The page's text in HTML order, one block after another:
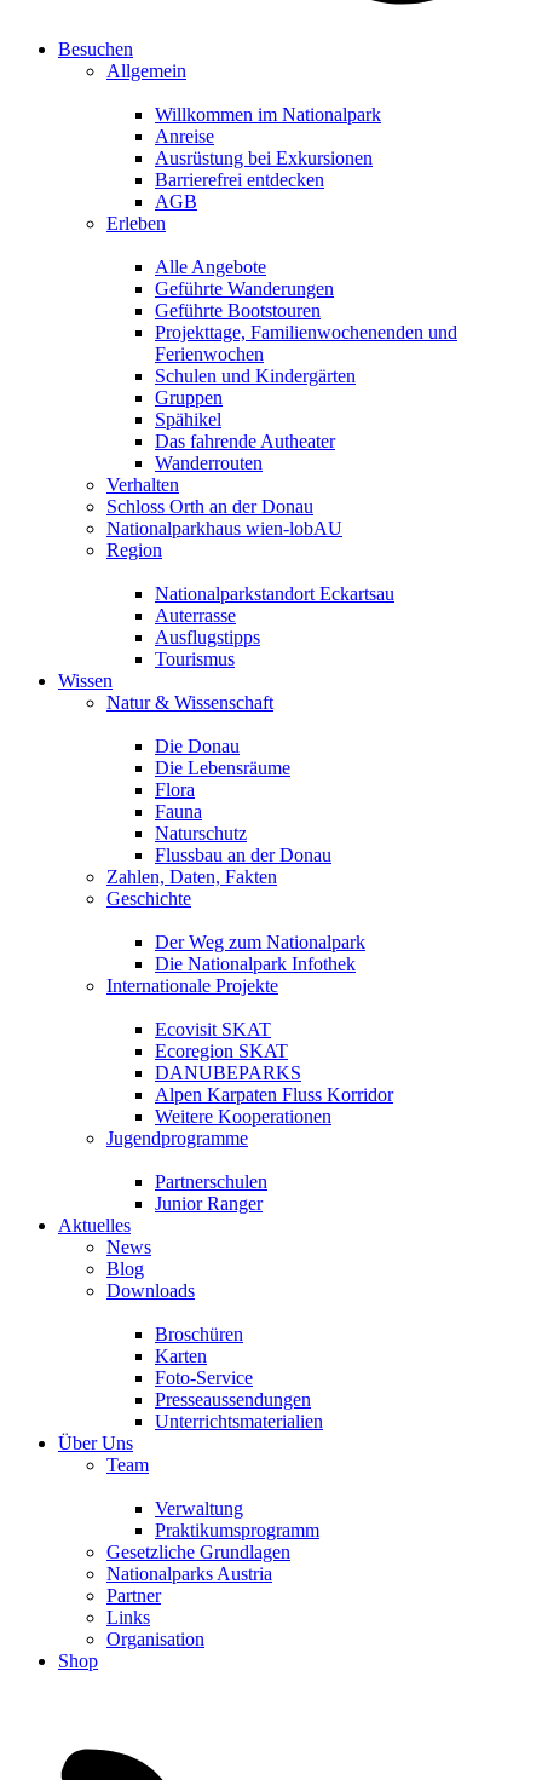
Besuchen
Allgemein
Willkommen im Nationalpark
Anreise
Ausrüstung bei Exkursionen
Barrierefrei entdecken
AGB
Erleben
Alle Angebote
Geführte Wanderungen
Geführte Bootstouren
Projekttage, Familienwochenenden und
Ferienwochen
Schulen und Kindergärten
Gruppen
Spähikel
Das fahrende Autheater
Wanderrouten
Verhalten
Schloss Orth an der Donau
Nationalparkhaus wien-lobAU
Region
Nationalparkstandort Eckartsau
Auterrasse
Ausflugstipps
Tourismus
Wissen
Natur & Wissenschaft
Die Donau
Die Lebensräume
Flora
Fauna
Naturschutz
Flussbau an der Donau
Zahlen, Daten, Fakten
Geschichte
Der Weg zum Nationalpark
Die Nationalpark Infothek
Internationale Projekte
Ecovisit SKAT
Ecoregion SKAT
DANUBEPARKS
Alpen Karpaten Fluss Korridor
Weitere Kooperationen
Jugendprogramme
Partnerschulen
Junior Ranger
Aktuelles
News
Blog
Downloads
Broschüren
Karten
Foto-Service
Presseaussendungen
Unterrichtsmaterialien
Über Uns
Team
Verwaltung
Praktikumsprogramm
Gesetzliche Grundlagen
Nationalparks Austria
Partner
Links
Organisation
Shop